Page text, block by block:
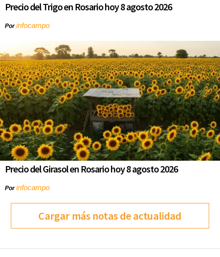
Precio del Trigo en Rosario hoy 8 agosto 2026
Porinfocampo
Precio del Girasol en Rosario hoy 8 agosto 2026
Porinfocampo
Cargar más notas de actualidad